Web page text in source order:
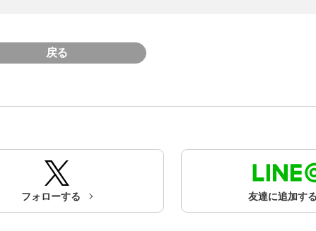
戻る
フォローする 友達に追加する